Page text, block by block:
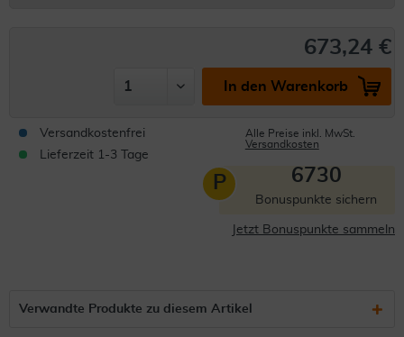
673,24 €
In den Warenkorb
Versandkostenfrei
Lieferzeit 1-3 Tage
Alle Preise inkl. MwSt.
Versandkosten
P 6730
Bonuspunkte sichern
Jetzt Bonuspunkte sammeln
Verwandte Produkte zu diesem Artikel